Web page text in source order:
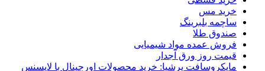
خرید مس
ساچمه بلبرینگ
صندوق طلا
فروش عمده مواد شیمیایی
قیمت روز ورق آجدار
مایکروسافت پرشیا: خرید محصولات اورجینال با لایسنس